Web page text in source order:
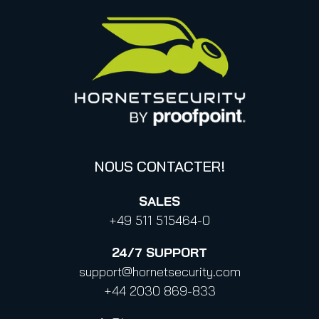
Base de connaissances
Informations sur la confidentialité des données
NOUS CONTACTER!
SALES
+49 511 515464-0
24/7 SUPPORT
support@hornetsecurity.com
+44 2030 869-833